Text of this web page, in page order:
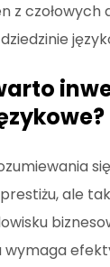
z czołowych
ale